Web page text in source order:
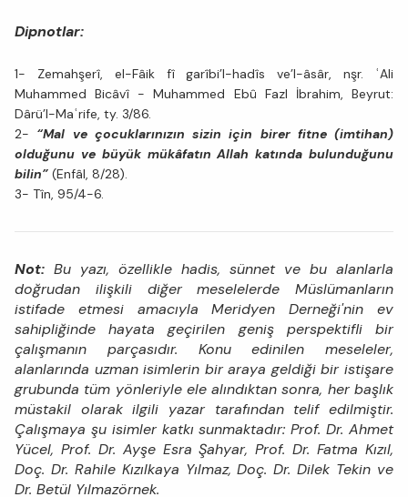
Dipnotlar:
1- Zemahşerî, el-Fâik fî garîbi’l-hadîs ve’l-âsâr, nşr. ʿAli
Muhammed Bicâvî - Muhammed Ebû Fazl İbrahim, Beyrut:
Dârü’l-Maʿrife, ty. 3/86.
2- “Mal ve çocuklarınızın sizin için birer fitne (imtihan)
olduğunu ve büyük mükâfatın Allah katında bulunduğunu
bilin” (Enfâl, 8/28).
3- Tîn, 95/4-6.
Not: Bu yazı, özellikle hadis, sünnet ve bu alanlarla
doğrudan ilişkili diğer meselelerde Müslümanların
istifade etmesi amacıyla Meridyen Derneği'nin ev
sahipliğinde hayata geçirilen geniş perspektifli bir
çalışmanın parçasıdır. Konu edinilen meseleler,
alanlarında uzman isimlerin bir araya geldiği bir istişare
grubunda tüm yönleriyle ele alındıktan sonra, her başlık
müstakil olarak ilgili yazar tarafından telif edilmiştir.
Çalışmaya şu isimler katkı sunmaktadır: Prof. Dr. Ahmet
Yücel, Prof. Dr. Ayşe Esra Şahyar, Prof. Dr. Fatma Kızıl,
Doç. Dr. Rahile Kızılkaya Yılmaz, Doç. Dr. Dilek Tekin ve
Dr. Betül Yılmazörnek.